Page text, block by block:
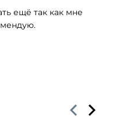
ещё так как мне